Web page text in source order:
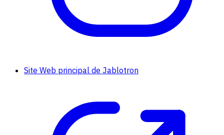
Site Web principal de Jablotron